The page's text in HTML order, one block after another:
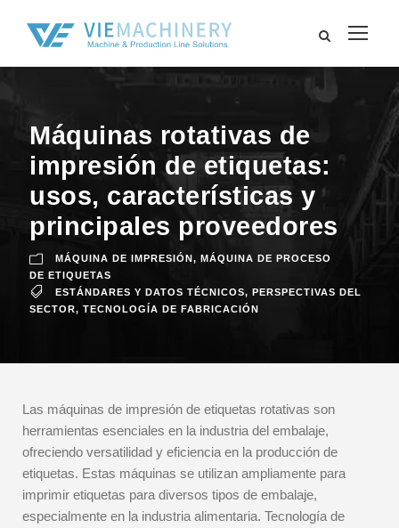
Máquinas rotativas de
impresión de etiquetas:
usos, características y
principales proveedores
MÁQUINA DE IMPRESIÓN , MÁQUINA DE PROCESO
DE ETIQUETAS
ESTÁNDARES Y DATOS TÉCNICOS, PERSPECTIVAS DEL
SECTOR, TECNOLOGÍA DE FABRICACIÓN
Las máquinas de impresión de etiquetas rotativas son
herramientas esenciales en la industria del embalaje,
ofreciendo versatilidad y eficiencia en la producción de
etiquetas. Estas máquinas se utilizan ampliamente para
imprimir etiquetas para diversos tipos de embalaje,
especialmente en la industria alimentaria. Tecnología de